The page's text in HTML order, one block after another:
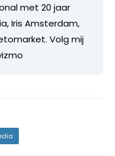
met 20 jaar
Iris Amsterdam,
Volg mij